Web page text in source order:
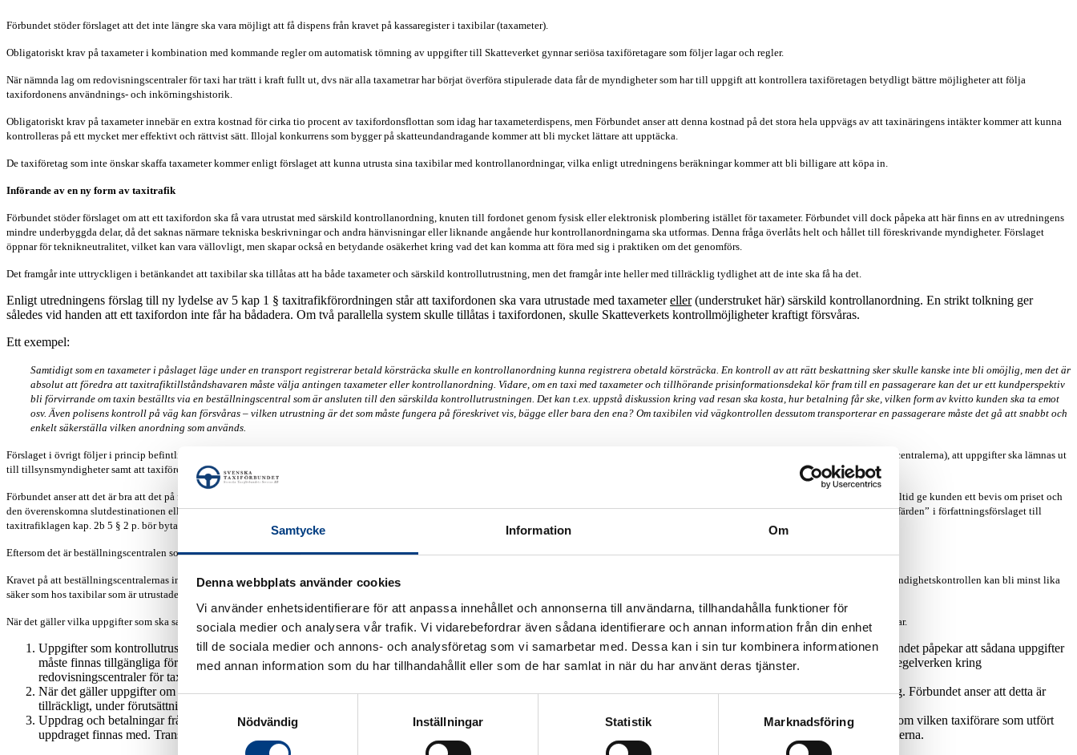
Samtycke Information Om
Denna webbplats använder cookies
Vi använder enhetsidentifierare för att anpassa innehållet och annonserna till användarna, tillhandahålla funktioner för
sociala medier och analysera vår trafik. Vi vidarebefordrar även sådana identifierare och annan information från din enhet
till de sociala medier och annons- och analysföretag som vi samarbetar med. Dessa kan i sin tur kombinera informationen
med annan information som du har tillhandahållit eller som de har samlat in när du har använt deras tjänster.
Nödvändig
Inställningar Statistik Marknadsföring
Förbundet stöder förslaget att det inte längre ska vara möjligt att få dispens från kravet på kassaregister i taxibilar (taxameter).
Obligatoriskt krav på taxameter i kombination med kommande regler om automatisk tömning av uppgifter till Skatteverket gynnar seriösa taxiföretagare som följer lagar och regler.
När nämnda lag om redovisningscentraler för taxi har trätt i kraft fullt ut, dvs när alla taxametrar har börjat överföra stipulerade data får de myndigheter som har till uppgift att kontrollera taxiföretagen betydligt bättre möjligheter att följa
taxifordonens användnings- och inkörningshistorik.
Obligatoriskt krav på taxameter innebär en extra kostnad för cirka tio procent av taxifordonsflottan som idag har taxameterdispens, men Förbundet anser att denna kostnad på det stora hela uppvägs av att taxinäringens intäkter kommer att kunna
kontrolleras på ett mycket mer effektivt och rättvist sätt. Illojal konkurrens som bygger på skatteundandragande kommer att bli mycket lättare att upptäcka.
De taxiföretag som inte önskar skaffa taxameter kommer enligt förslaget att kunna utrusta sina taxibilar med kontrollanordningar, vilka enligt utredningens beräkningar kommer att bli billigare att köpa in.
Införande av en ny form av taxitrafik
Förbundet stöder förslaget om att ett taxifordon ska få vara utrustat med särskild kontrollanordning, knuten till fordonet genom fysisk eller elektronisk plombering istället för taxameter. Förbundet vill dock påpeka att här finns en av utredningens
mindre underbyggda delar, då det saknas närmare tekniska beskrivningar och andra hänvisningar eller liknande angående hur kontrollanordningarna ska utformas. Denna fråga överlåts helt och hållet till föreskrivande myndigheter. Förslaget
öppnar för teknikneutralitet, vilket kan vara vällovligt, men skapar också en betydande osäkerhet kring vad det kan komma att föra med sig i praktiken om det genomförs.
Det framgår inte uttryckligen i betänkandet att taxibilar ska tillåtas att ha både taxameter och särskild kontrollutrustning, men det framgår inte heller med tillräcklig tydlighet att de inte ska få ha det.
Enligt utredningens förslag till ny lydelse av 5 kap 1 § taxitrafikförordningen står att taxifordonen ska vara utrustade med taxametereller(understruket här) särskild kontrollanordning. En strikt tolkning ger
således vid handen att ett taxifordon inte får ha bådadera. Om två parallella system skulle tillåtas i taxifordonen, skulle Skatteverkets kontrollmöjligheter kraftigt försvåras.
Ett exempel:
Samtidigt som en taxameter i påslaget läge under en transport registrerar betald körsträcka skulle en kontrollanordning kunna registrera obetald körsträcka. En kontroll av att rätt beskattning sker skulle kanske inte bli omöjlig, men det är
absolut att föredra att taxitrafiktillståndshavaren måste välja antingen taxameter eller kontrollanordning. Vidare, om en taxi med taxameter och tillhörande prisinformationsdekal kör fram till en passagerare kan det ur ett kundperspektiv
bli förvirrande om taxin beställts via en beställningscentral som är ansluten till den särskilda kontrollutrustningen. Det kan t.ex. uppstå diskussion kring vad resan ska kosta, hur betalning får ske, vilken form av kvitto kunden ska ta emot
osv. Även polisens kontroll på väg kan försvåras – vilken utrustning är det som måste fungera på föreskrivet vis, bägge eller bara den ena? Om taxibilen vid vägkontrollen dessutom transporterar en passagerare måste det gå att snabbt och
enkelt säkerställa vilken anordning som används.
Förslaget i övrigt följer i princip befintligt regelverk för taxameterutrustade taxibilar både när det gäller kontroll på väg, att beställningar och betalningar ska lagras hos beställningscentralerna (redovisningscentralerna), att uppgifter ska lämnas ut
till tillsynsmyndigheter samt att taxiföretagen ska anmäla till Transportstyrelsen vilken eller vilka beställningscentraler taxibilarna är anslutna till. Förbundet har inte något att invända mot detta.
Förbundet anser att det är bra att det på förhand ska träffas en överenskommelse om fast pris för en specifik resa eller för den tid som taxibilen nyttjas
att beställningscentralen även får en skyldighet att alltid ge kunden ett bevis om priset och
den överenskomna slutdestinationen eller den tid taxibilen nyttjas. Detta bidrar till en god pristransparens, vilket torde vara till gagn för både passagerare och taxiförare. Här vill Förbundet påpeka att ordet “färden” i författningsförslaget till
taxitrafiklagen kap. 2b 5 § 2 p. bör bytas ut mot
slutdestination . Färden i dess betydelse färdväg saknar praktisk betydelse ur ett kundperspektiv när resan har beställts till fast pris.
Eftersom det är beställningscentralen som helt ska ta hand om betalningen försvinner all kontanthantering. Det blir en säkerhetshöjande faktor för förarkollektivet då rånrisken torde minska kraftigt.
Kravet på att beställningscentralernas insamling av aktuella uppgifter ska ske med hjälp av teknisk utrustning i beställningscentralen och med hjälp av den särskilda utrustningen i taxibilen borgar för att myndighetskontrollen kan bli minst lika
säker som hos taxibilar som är utrustade med taxametrar som töms till redovisningscentraler.
När det gäller vilka uppgifter som ska samlas in och som ska ge Skatteverket ett fullgott underlag för att besluta om rätt skatt och avgifter för taxiföretag och taxiförare delar betänkandet in dem i tre olika delar.
Uppgifter som kontrollutrustningen genererar. Det står inte uttryckligen angivet i betänkandet någonstans att såväl total som andelen betald körsträcka ska samlas in. Förbundet påpekar att sådana uppgifter
måste finnas tillgängliga för att det ska råda en verklig kontrollmöjlighet för Skatteverket. I dag kan Förbundet inte se annat än att i princip samma uppgifter som följer av regelverken kring
redovisningscentraler för taxi (körpassrapporten) ska föras över till och lagras hos en beställningscentral beträffande den nya formen av taxitrafik.
När det gäller uppgifter om beställningar och betalningar från taxikunder till beställningscentralen föreslås att dessa ska samlas in från beställningscentralens egen utrustning. Förbundet anser att detta är
tillräckligt, under förutsättning att det kan säkerställas genom föreskrifter att utrustningen och uppgifterna är tillförlitliga.
Uppdrag och betalningar från beställningscentralen till taxiföretagen. Även i dessa fall ska beställningscentralens egen utrustning användas. Här bör självklart t.ex. uppgift om vilken taxiförare som utfört
uppdraget finnas med. Transaktionerna mellan taxiföretagen och beställningscentralerna behöver alltså även här innehålla sådana uppgifter som i dag finns i körpassrapporterna.